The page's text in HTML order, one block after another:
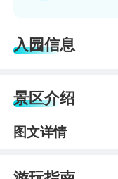
入园信息
景区介绍
图文详情